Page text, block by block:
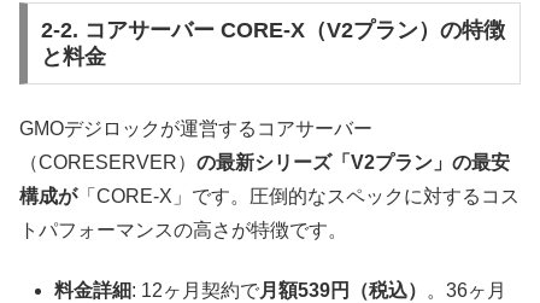
2-2. コアサーバー CORE-X（V2プラン）の特徴
と料金
GMOデジロックが運営するコアサーバー
（CORESERVER） の最新シリーズ「V2プラン」の最安
構成が「CORE-X」です。圧倒的なスペックに対するコス
トパフォーマンスの高さが特徴です。
料金詳細: 12ヶ月契約で月額539円（税込）
。36ヶ月